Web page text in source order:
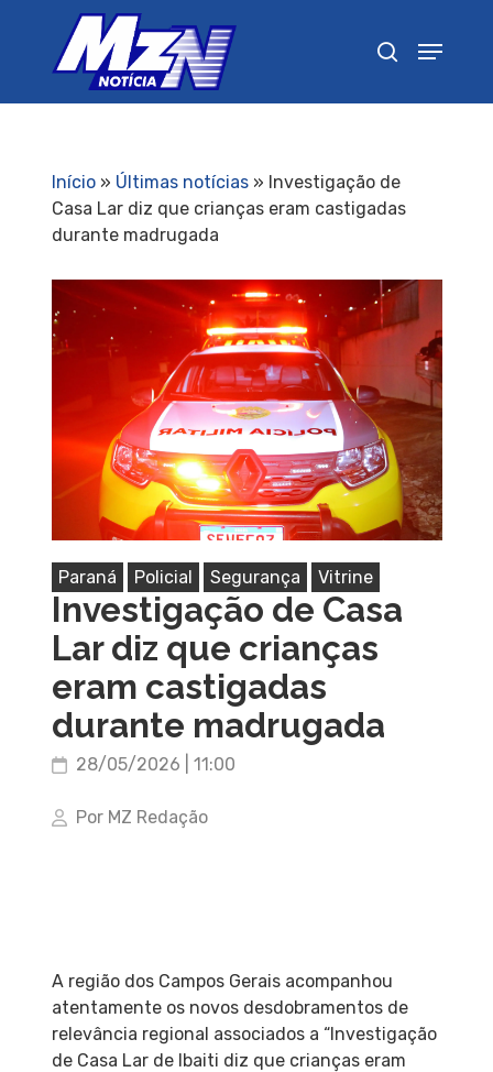
Início» Últimas notícias» Investigação de
Casa Lar diz que crianças eram castigadas
durante madrugada
Paraná Policial Segurança Vitrine
Investigação de Casa
Lar diz que crianças
eram castigadas
durante madrugada
28/05/2026 | 11:00
Por MZ Redação
A região dos Campos Gerais acompanhou
atentamente os novos desdobramentos de
relevância regional associados a “Investigação
de Casa Lar de Ibaiti diz que crianças eram